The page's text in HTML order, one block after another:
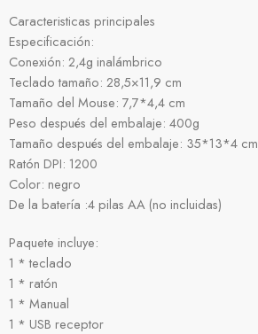
Caracteristicas principales
Especificación:
Conexión: 2,4g inalámbrico
Teclado tamaño: 28,5×11,9 cm
Tamaño del Mouse: 7,7*4,4 cm
Peso después del embalaje: 400g
Tamaño después del embalaje: 35*13*4 cm
Ratón DPI: 1200
Color: negro
De la batería :4 pilas AA (no incluidas)
Paquete incluye:
1 * teclado
1 * ratón
1 * Manual
1 * USB receptor